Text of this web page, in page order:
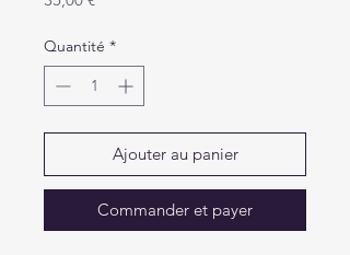
Quantité *
Ajouter au panier
Commander et payer